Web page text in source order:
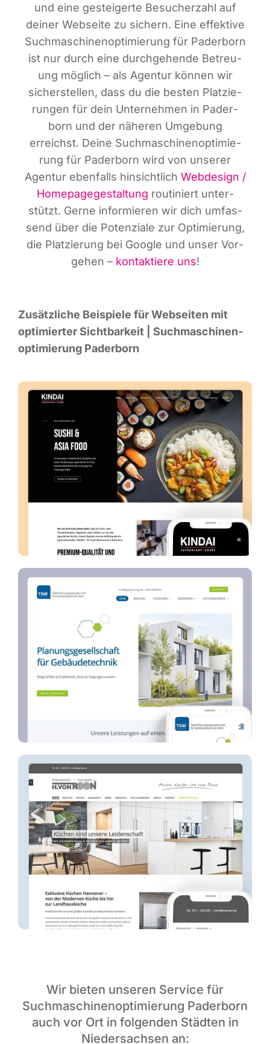
und eine gestei­ger­te Besu­cher­zahl auf
dei­ner Web­sei­te zu sichern. Eine effek­ti­ve
Such­ma­schi­nen­op­ti­mie­rung für Pader­born
ist nur durch eine durch­ge­hen­de Betreu­
ung mög­lich – als Agen­tur kön­nen wir
sicher­stel­len, dass du die bes­ten Plat­zie­
run­gen für dein Unter­neh­men in Pader­
born und der nähe­ren Umge­bung
erreichst. Dei­ne Such­ma­schi­nen­op­ti­mie­
rung für Pader­born wird von unse­rer
Agen­tur eben­falls hin­sicht­lich Web­de­sign /
Home­page­ge­stal­tung rou­ti­niert unter­
stützt. Ger­ne infor­mie­ren wir dich umfas­
send über die Poten­zia­le zur Opti­mie­rung,
die Plat­zie­rung bei Goog­le und unser Vor­
ge­hen – kon­tak­tie­re uns!
Zusätz­li­che Bei­spie­le für Web­sei­ten mit
opti­mier­ter Sicht­bar­keit | Such­ma­schi­nen­
op­ti­mie­rung Paderborn
Wir bieten unseren Service für
Suchmaschinenoptimierung Paderborn
auch vor Ort in folgenden Städten in
Niedersachsen an: